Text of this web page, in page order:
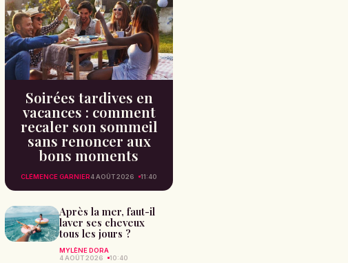
Soirées tardives en
vacances : comment
recaler son sommeil
sans renoncer aux
bons moments
CLÉMENCE GARNIER4 AOÛT 2026 11:40
Après la mer, faut-il
laver ses cheveux
tous les jours ?
MYLÈNE DORA
4 AOÛT 2026
10:40